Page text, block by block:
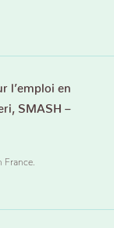
l’emploi en
SMASH –
France.